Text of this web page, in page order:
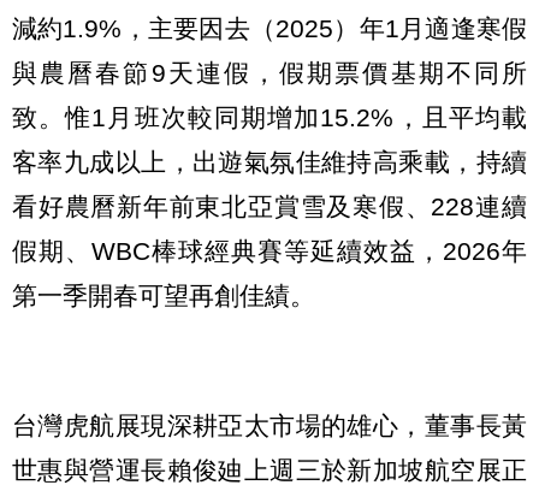
減約1.9%，主要因去（2025）年1月適逢寒假
與農曆春節9天連假，假期票價基期不同所
致。惟1月班次較同期增加15.2%，且平均載
客率九成以上，出遊氣氛佳維持高乘載，持續
看好農曆新年前東北亞賞雪及寒假、228連續
假期、WBC棒球經典賽等延續效益，2026年
第一季開春可望再創佳績。
台灣虎航展現深耕亞太市場的雄心，董事長黃
世惠與營運長賴俊廸上週三於新加坡航空展正